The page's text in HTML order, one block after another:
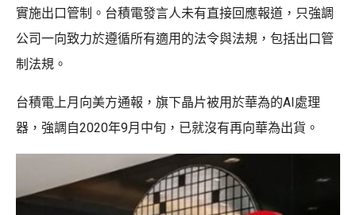
實施出口管制。台積電發言人未有直接回應報道，只強調
公司一向致力於遵循所有適用的法令與法規，包括出口管
制法規。
台積電上月向美方通報，旗下晶片被用於華為的AI處理
器，強調自2020年9月中旬，已就沒有再向華為出貨。